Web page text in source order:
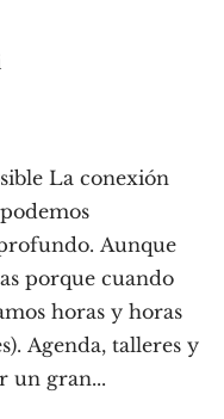
La conexión
Aunque
porque cuando
horas y horas
Agenda, talleres y
un gran...